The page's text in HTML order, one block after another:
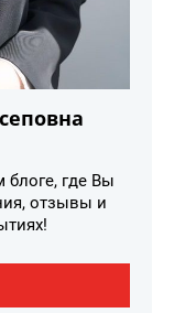
блоге, где Вы
отзывы и